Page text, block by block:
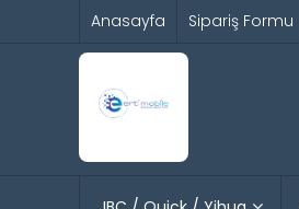
Anasayfa Sipariş Formu